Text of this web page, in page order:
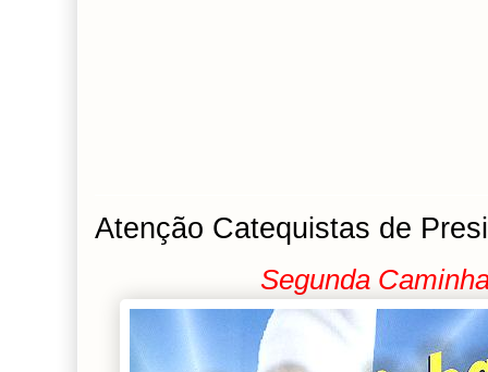
Atenção Catequistas de
Segunda